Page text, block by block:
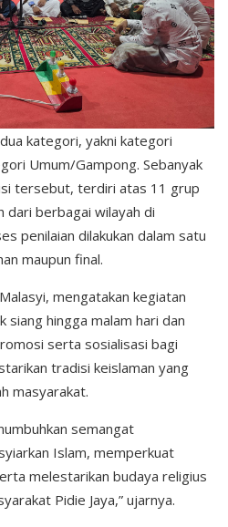
kategori, yakni kategori
Umum/Gampong. Sebanyak
tersebut, terdiri atas 11 grup
dari berbagai wilayah di
penilaian dilakukan dalam satu
maupun final.
mengatakan kegiatan
hingga malam hari dan
serta sosialisasi bagi
tradisi keislaman yang
masyarakat.
semangat
Islam, memperkuat
melestarikan budaya religius
Pidie Jaya,” ujarnya.